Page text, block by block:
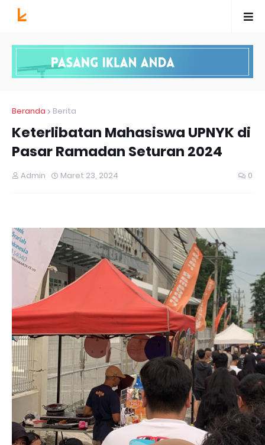
Beranda Berita
Keterlibatan Mahasiswa UPNYK di
Pasar Ramadan Seturan 2024
Admin Maret 23, 2024 0